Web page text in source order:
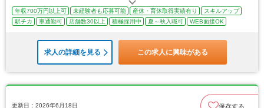
年収700万円以上可 未経験者も応募可能 産休・育休取得実績有り
スキルアップ
駅チカ
車通勤可 店舗数30以上 積極採用中 夏～秋入職可 WEB面接OK
求人の詳細を見る この求人に興味がある
更新日：2026年6月18日 保存する